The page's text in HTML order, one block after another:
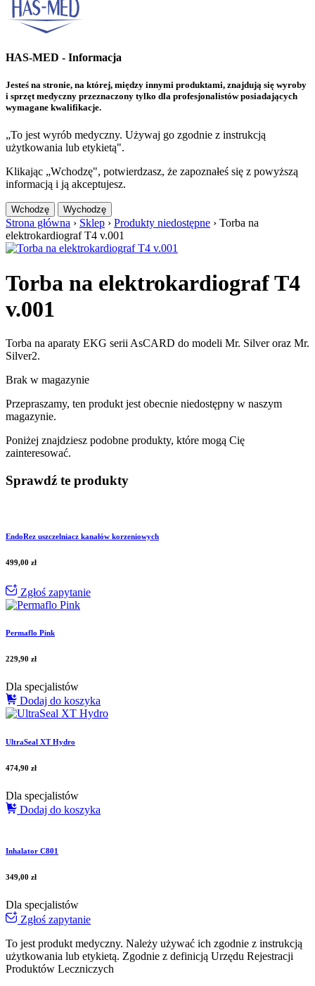
HAS-MED - Informacja
Jesteś na stronie, na której, między innymi produktami, znajdują się wyroby
i sprzęt medyczny przeznaczony tylko dla profesjonalistów posiadających
wymagane kwalifikacje.
„To jest wyrób medyczny. Używaj go zgodnie z instrukcją
użytkowania lub etykietą".
Klikając „Wchodzę", potwierdzasz, że zapoznałeś się z powyższą
informacją i ją akceptujesz.
Wchodzę Wychodzę
Strona główna › Sklep › Produkty niedostępne › Torba na
elektrokardiograf T4 v.001
Torba na elektrokardiograf T4
v.001
Torba na aparaty EKG serii AsCARD do modeli Mr. Silver oraz Mr.
Silver2.
Brak w magazynie
Przepraszamy, ten produkt jest obecnie niedostępny w naszym
magazynie.
Poniżej znajdziesz podobne produkty, które mogą Cię
zainteresować.
Sprawdź te produkty
EndoRez uszczelniacz kanałów korzeniowych
499,00 zł
Zgłoś zapytanie
Permaflo Pink
229,90 zł
Dla specjalistów
Dodaj do koszyka
UltraSeal XT Hydro
474,90 zł
Dla specjalistów
Dodaj do koszyka
Inhalator C801
349,00 zł
Dla specjalistów
Zgłoś zapytanie
To jest produkt medyczny. Należy używać ich zgodnie z instrukcją
użytkowania lub etykietą. Zgodnie z definicją Urzędu Rejestracji
Produktów Leczniczych